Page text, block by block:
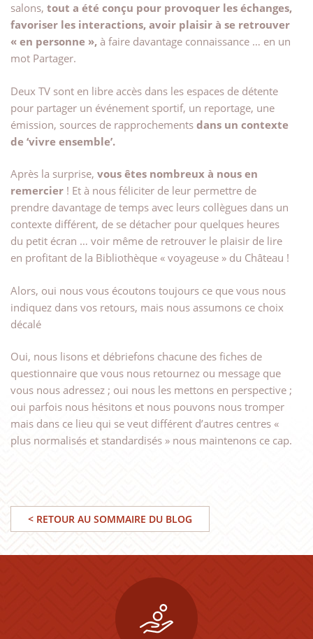
salons, tout a été conçu pour provoquer les échanges,
favoriser les interactions, avoir plaisir à se retrouver
« en personne », à faire davantage connaissance … en un
mot Partager.
Deux TV sont en libre accès dans les espaces de détente
pour partager un événement sportif, un reportage, une
émission, sources de rapprochements dans un contexte
de ‘vivre ensemble’.
Après la surprise, vous êtes nombreux à nous en
remercier ! Et à nous féliciter de leur permettre de
prendre davantage de temps avec leurs collègues dans un
contexte différent, de se détacher pour quelques heures
du petit écran … voir même de retrouver le plaisir de lire
en profitant de la Bibliothèque « voyageuse » du Château !
Alors, oui nous vous écoutons toujours ce que vous nous
indiquez dans vos retours, mais nous assumons ce choix
décalé
Oui, nous lisons et débriefons chacune des fiches de
questionnaire que vous nous retournez ou message que
vous nous adressez ; oui nous les mettons en perspective ;
oui parfois nous hésitons et nous pouvons nous tromper
mais dans ce lieu qui se veut différent d’autres centres «
plus normalisés et standardisés » nous maintenons ce cap.
< RETOUR AU SOMMAIRE DU BLOG